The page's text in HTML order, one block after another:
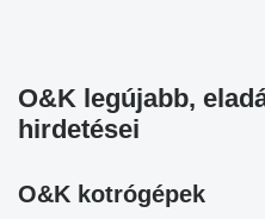
O&K legújabb,
hirdetései
O&K kotrógépek